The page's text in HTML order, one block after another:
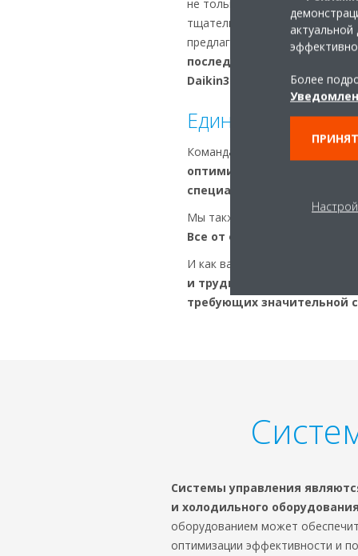
не только об охлаждении и
тщательную оценку
предлагаем решение,
последующую поддержку
Daikin360
для поддержания
Единый партнер
Команда Daikin готова
оптимизированное решение
специалисты
Мы также можем предложить
Все от одного поставщика.
И как ваш единый поставщик,
и трудностях
требующих значительной
Системы управления
и холодильного оборудования
оборудованием может
оптимизации эффективности и
Более